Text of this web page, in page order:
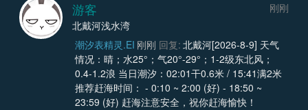
游客
刚刚
北戴河浅水湾
潮汐表精灵.EI 刚刚 回复: 北戴河[2026-8-9] 天气
情况：晴；水25°；气20°-29°；1-2级东北风；
0.4-1.2浪 当日潮汐：02:01干0.6米 / 15:41满2米
推荐赶海时间： - 0:10 ~ 2:00 (好) - 18:50 ~
23:59 (好) 赶海注意安全，祝你赶海愉快！